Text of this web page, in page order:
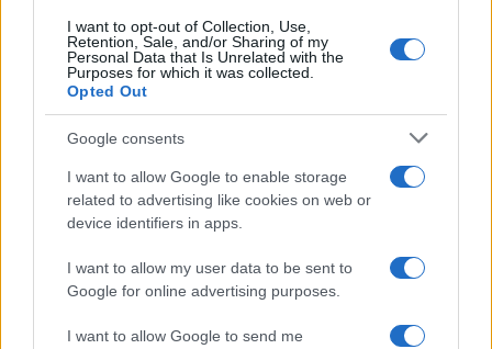
I want to opt-out of Collection, Use,
Retention, Sale, and/or Sharing of my
Personal Data that Is Unrelated with the
Purposes for which it was collected.
Opted Out
Google consents
I want to allow Google to enable storage
related to advertising like cookies on web or
device identifiers in apps.
I want to allow my user data to be sent to
Google for online advertising purposes.
I want to allow Google to send me
Martina Agostina Diturco
I nostri cari
I nostri cari
I nostri cari